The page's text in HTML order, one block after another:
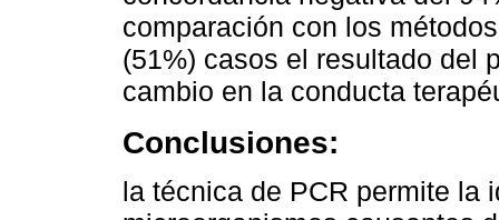
comparación con los
(51%) casos el resultado del
cambio en la conducta
Conclusiones:
la técnica de PCR permite la